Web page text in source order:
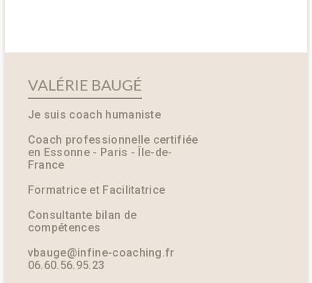
VALÉRIE BAUGÉ
Je suis coach humaniste
Coach professionnelle certifiée
en Essonne - Paris - Île-de-
France
Formatrice et Facilitatrice
Consultante bilan de
compétences
vbauge@infine-coaching.fr
06.60.56.95.23